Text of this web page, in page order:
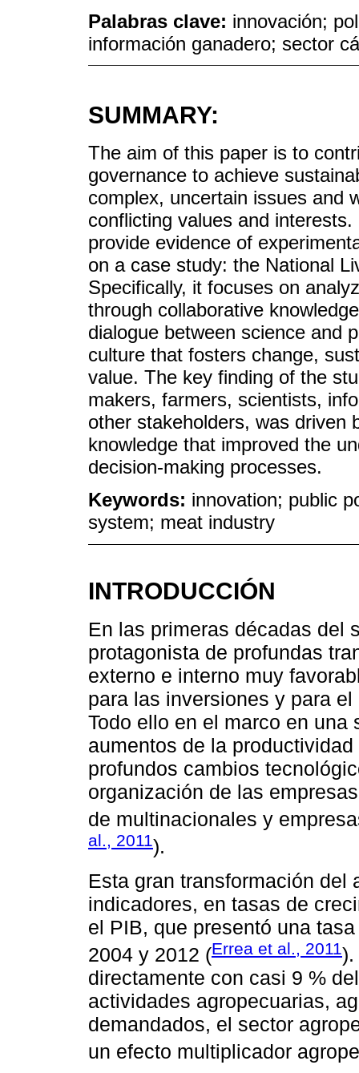
Palabras clave: innovación;
información ganadero; sector
SUMMARY:
The aim of this paper is to
governance to achieve
complex, uncertain issues and
conflicting values and
provide evidence of
on a case study: the National
Specifically, it focuses on
through collaborative
dialogue between science and
culture that fosters change,
value. The key finding of the
makers, farmers, scientists,
other stakeholders, was driven
knowledge that improved the
decision-making processes.
Keywords: innovation; public
system; meat industry
INTRODUCCIÓN
En las primeras décadas del
protagonista de profundas
externo e interno muy
para las inversiones y para
Todo ello en el marco en
aumentos de la
profundos cambios
organización de las
de multinacionales y
al., 2011).
Esta gran transformación del
indicadores, en tasas de
el PIB, que presentó una
2004 y 2012 (Errea et al., 2011).
directamente con casi 9 %
actividades agropecuarias,
demandados, el sector
un efecto multiplicador